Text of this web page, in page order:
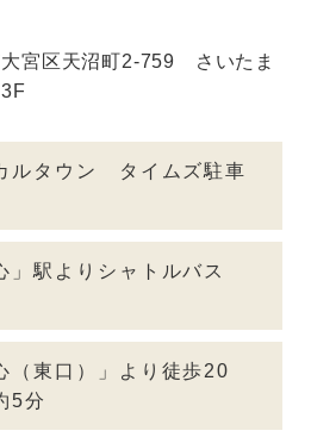
宮区天沼町2-759 さいたま
ルタウン タイムズ駐車
」駅よりシャトルバス
（東口）」より徒歩20
5分